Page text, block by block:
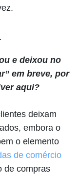
e deixou no
em breve, por
aqui?
deixam
embora o
o elemento
de comércio
de compras